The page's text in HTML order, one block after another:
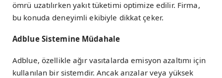
ömrü uzatılırken yakıt tüketimi optimize edilir. Firma,
bu konuda deneyimli ekibiyle dikkat çeker.
Adblue Sistemine Müdahale
Adblue, özellikle ağır vasıtalarda emisyon azaltımı için
kullanılan bir sistemdir. Ancak arızalar veya yüksek